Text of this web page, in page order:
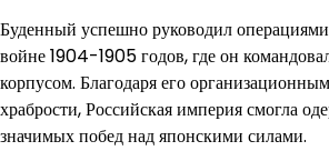
Буденный успешно руководил
войне 1904-1905 годов, где он
корпусом. Благодаря его
храбрости, Российская империя смогла
значимых побед над японскими силами.